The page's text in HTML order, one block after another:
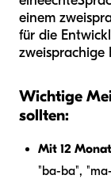
einem
für die
zweisprachige
Wichtige
sollten:
Mit 12
"ba-ba",